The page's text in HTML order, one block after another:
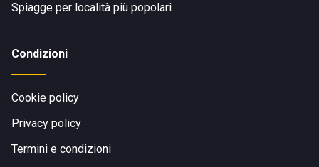
Spiagge per località più popolari
Condizioni
Cookie policy
Privacy policy
Termini e condizioni